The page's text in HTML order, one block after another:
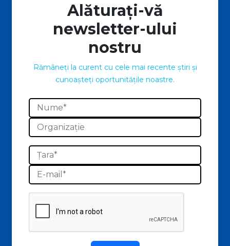
Alăturați-vă
newsletter-ului
nostru
Rămâneți la curent cu cele mai recente știri și
cunoașteți oportunitățile noastre.